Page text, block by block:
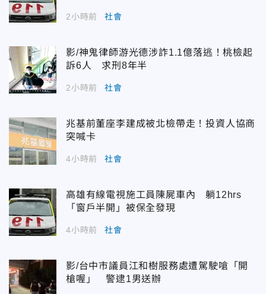
2小時前 社會
影/神鬼律師游光德涉詐1.1億落逃！桃檢起
訴6人 求刑8年半
2小時前 社會
兆基前董座李建成被北檢帶走！投資人協商
突喊卡
4小時前 社會
高雄有線電視施工員陳屍車內 躺12hrs
「窗戶半開」被保全發現
4小時前 社會
影/台中市議員江和樹服務處遭駕駛嗆「開
槍喔」 警逮1男送辦